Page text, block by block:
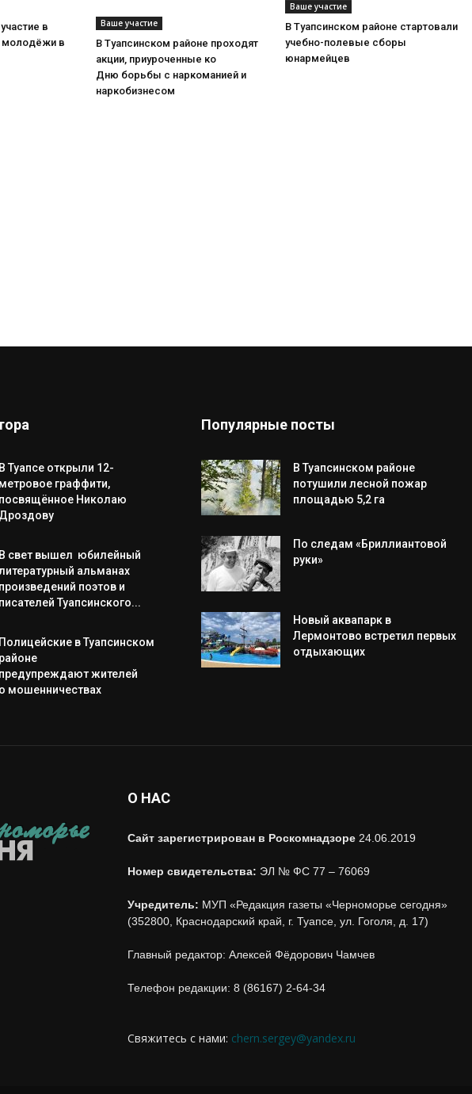
в
молодёжи в
Ваше участие
В Туапсинском районе проходят
акции, приуроченные ко
Дню борьбы с наркоманией и
наркобизнесом
Ваше участие
В Туапсинском районе стартовали
учебно-полевые сборы
юнармейцев
В Туапсе открыли 12-
метровое граффити,
посвящённое Николаю
Дроздову
В свет вышел юбилейный
альманах
произведений поэтов и
писателей Туапсинского...
Полицейские в Туапсинском
районе
предупреждают жителей
о мошенничествах
Популярные посты
В Туапсинском районе
потушили лесной пожар
площадью 5,2 га
По следам «Бриллиантовой
руки»
Новый аквапарк в
Лермонтово встретил первых
отдыхающих
О НАС
Сайт зарегистрирован в Роскомнадзоре 24.06.2019
Номер свидетельства: ЭЛ № ФС 77 – 76069
Учредитель: МУП «Редакция газеты «Черноморье сегодня»
(352800, Краснодарский край, г. Туапсе, ул. Гоголя, д. 17)
Главный редактор: Алексей Фёдорович Чамчев
Телефон редакции: 8 (86167) 2-64-34
Свяжитесь с нами: chern.sergey@yandex.ru